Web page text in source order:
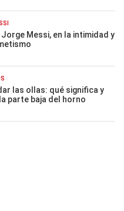
Messi, en la intimidad y
las ollas: qué significa y
parte baja del horno